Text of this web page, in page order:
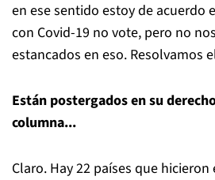
en ese sentido estoy de acuerdo
con Covid-19 no vote, pero no
estancados en eso. Resolvamos
Están postergados en su
columna...
Claro. Hay 22 países que hicieron